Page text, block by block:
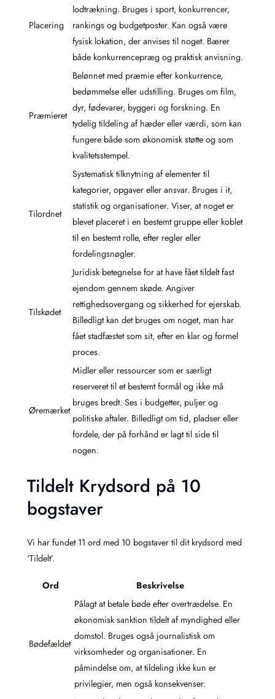
Placering
lodtrækning. Bruges i sport, konkurrencer,
rankings og budgetposter. Kan også være
fysisk lokation, der anvises til noget. Bærer
både konkurrencepræg og praktisk anvisning.
Præmieret
Belønnet med præmie efter konkurrence,
bedømmelse eller udstilling. Bruges om film,
dyr, fødevarer, byggeri og forskning. En
tydelig tildeling af hæder eller værdi, som kan
fungere både som økonomisk støtte og som
kvalitetsstempel.
Tilordnet
Systematisk tilknytning af elementer til
kategorier, opgaver eller ansvar. Bruges i it,
statistik og organisationer. Viser, at noget er
blevet placeret i en bestemt gruppe eller koblet
til en bestemt rolle, efter regler eller
fordelingsnøgler.
Tilskødet
Juridisk betegnelse for at have fået tildelt fast
ejendom gennem skøde. Angiver
rettighedsovergang og sikkerhed for ejerskab.
Billedligt kan det bruges om noget, man har
fået stadfæstet som sit, efter en klar og formel
proces.
Øremærket
Midler eller ressourcer som er særligt
reserveret til et bestemt formål og ikke må
bruges bredt. Ses i budgetter, puljer og
politiske aftaler. Billedligt om tid, pladser eller
fordele, der på forhånd er lagt til side til
nogen.
Tildelt Krydsord på 10
bogstaver
Vi har fundet 11 ord med 10 bogstaver til dit krydsord med
‘Tildelt’.
Ord Beskrivelse
Bødefældet
Pålagt at betale bøde efter overtrædelse. En
økonomisk sanktion tildelt af myndighed eller
domstol. Bruges også journalistisk om
virksomheder og organisationer. En
påmindelse om, at tildeling ikke kun er
privilegier, men også konsekvenser.